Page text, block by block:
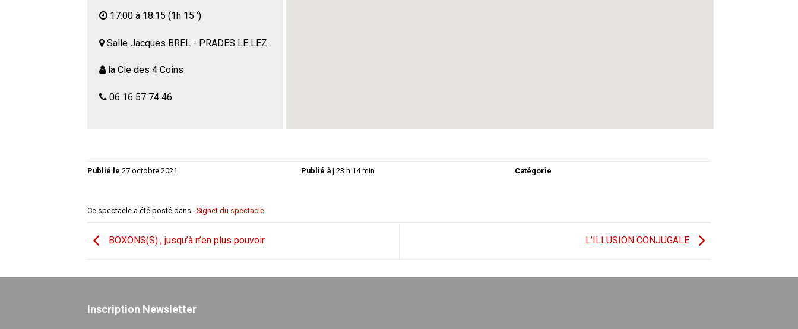
17:00 à 18:15 (1h 15 ')
Salle Jacques BREL - PRADES LE LEZ
la Cie des 4 Coins
06 16 57 74 46
Publié le 27 octobre 2021 Publié à | 23 h 14 min Catégorie
Ce spectacle a été posté dans . Signet du spectacle.
BOXONS(S) , jusqu’à n’en plus pouvoir L’ILLUSION CONJUGALE
Inscription Newsletter